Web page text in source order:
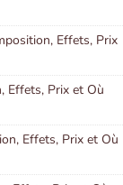
Effets, Prix
Effets, Prix et Où
Effets, Prix et Où